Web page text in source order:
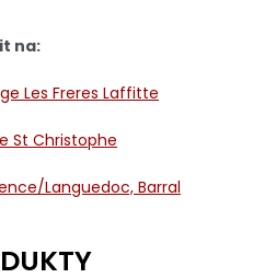
na:
Les Freres Laffitte
St Christophe
Languedoc, Barral